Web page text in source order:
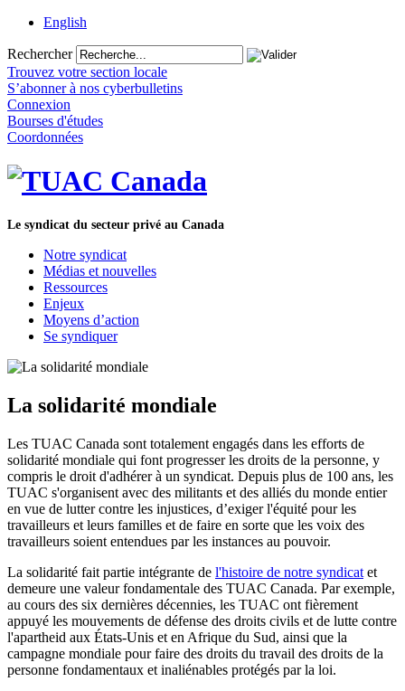
English
Rechercher
Trouvez votre section locale
S’abonner à nos cyberbulletins
Connexion
Bourses d'études
Coordonnées
Le syndicat du secteur privé au Canada
Notre syndicat
Médias et nouvelles
Ressources
Enjeux
Moyens d’action
Se syndiquer
La solidarité mondiale
Les TUAC Canada sont totalement engagés dans les efforts de
solidarité mondiale qui font progresser les droits de la personne, y
compris le droit d'adhérer à un syndicat. Depuis plus de 100 ans, les
TUAC s'organisent avec des militants et des alliés du monde entier
en vue de lutter contre les injustices, d’exiger l'équité pour les
travailleurs et leurs familles et de faire en sorte que les voix des
travailleurs soient entendues par les instances au pouvoir.
La solidarité fait partie intégrante de l'histoire de notre syndicat et
demeure une valeur fondamentale des TUAC Canada. Par exemple,
au cours des six dernières décennies, les TUAC ont fièrement
appuyé les mouvements de défense des droits civils et de lutte contre
l'apartheid aux États-Unis et en Afrique du Sud, ainsi que la
campagne mondiale pour faire des droits du travail des droits de la
personne fondamentaux et inaliénables protégés par la loi.